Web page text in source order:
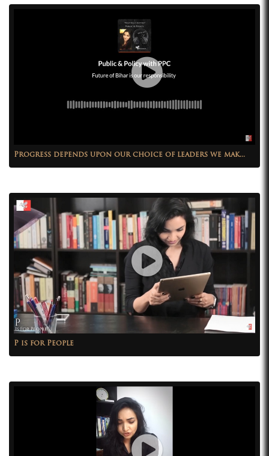
Progress depends upon our choice of leaders we mak...
P is for People